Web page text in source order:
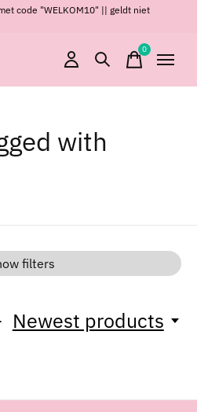
code "WELKOM10" || geldt niet
0items
with
filters
Newest products